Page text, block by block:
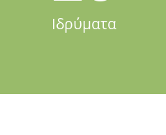
Ιδρύματα